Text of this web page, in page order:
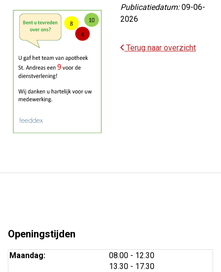
Publicatiedatum:09-06-
2026
Terug naar overzicht
Openingstijden
Maandag: 08.00 tot
- 12.30
13.30 tot
- 17.30